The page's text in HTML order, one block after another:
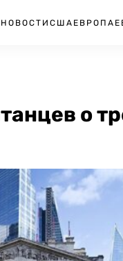
НОВОСТИ США ЕВРОПА
о